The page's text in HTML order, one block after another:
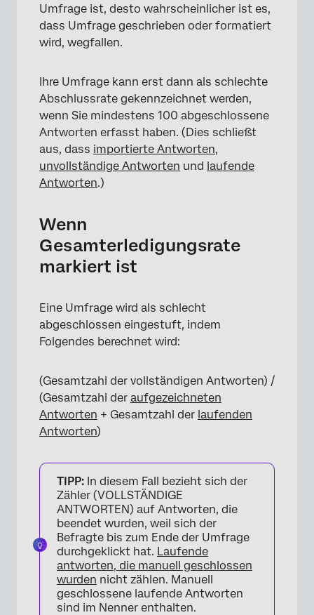
Umfrage ist, desto wahrscheinlicher ist es,
dass Umfrage geschrieben oder formatiert
wird, wegfallen.
Ihre Umfrage kann erst dann als schlechte
Abschlussrate gekennzeichnet werden,
wenn Sie mindestens 100 abgeschlossene
Antworten erfasst haben. (Dies schließt
aus, dass importierte Antworten,
unvollständige Antworten und laufende
Antworten.)
Wenn
Gesamterledigungsrate
markiert ist
Eine Umfrage wird als schlecht
abgeschlossen eingestuft, indem
Folgendes berechnet wird:
(Gesamtzahl der vollständigen Antworten) /
(Gesamtzahl der aufgezeichneten
Antworten + Gesamtzahl der laufenden
Antworten)
TIPP: In diesem Fall bezieht sich der
Zähler (VOLLSTÄNDIGE
ANTWORTEN) auf Antworten, die
beendet wurden, weil sich der
Befragte bis zum Ende der Umfrage
durchgeklickt hat. Laufende
antworten, die manuell geschlossen
wurden nicht zählen. Manuell
geschlossene laufende Antworten
sind im Nenner enthalten.